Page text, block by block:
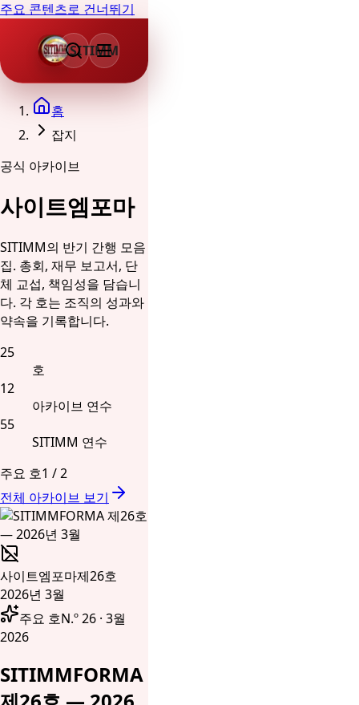
주요 콘텐츠로 건너뛰기
SITIMM
홈
잡지
공식 아카이브
사이트엠포마
SITIMM의 반기 간행 모음
집. 총회, 재무 보고서, 단
체 교섭, 책임성을 담습니
다. 각 호는 조직의 성과와
약속을 기록합니다.
25
호
12
아카이브 연수
55
SITIMM 연수
주요 호1 /2
전체 아카이브 보기
사이트엠포마제26호
2026년 3월
주요 호N.º 26 · 3월
2026
SITIMMFORMA